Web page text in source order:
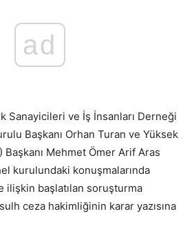
ad
Sanayicileri ve İş İnsanları Derneği
Başkanı Orhan Turan ve Yüksek
Başkanı Mehmet Ömer Arif Aras
kurulundaki konuşmalarında
ilişkin başlatılan soruşturma
ceza hakimliğinin karar yazısına